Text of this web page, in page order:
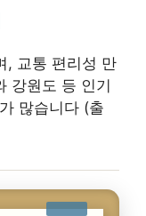
, 교통 편리성 만
강원도 등 인기
많습니다 (출